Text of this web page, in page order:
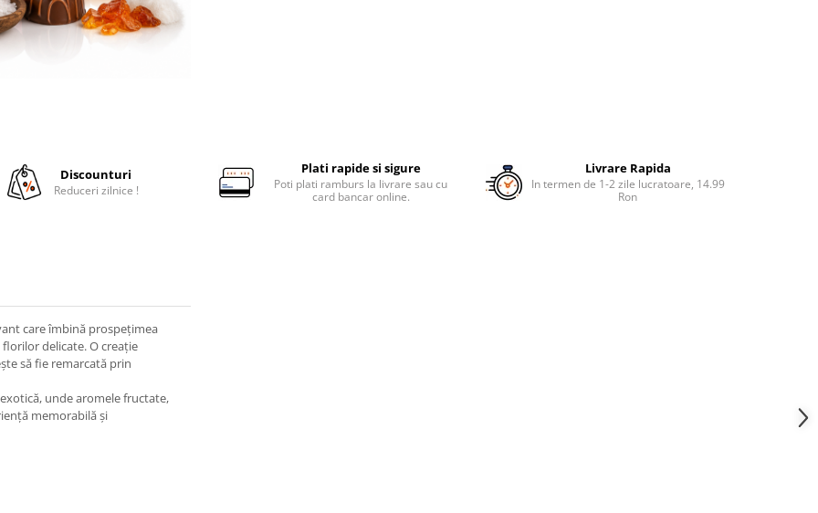
Discounturi
Reduceri zilnice !
Plati rapide si sigure
Poti plati ramburs la livrare sau cu
card bancar online.
Livrare Rapida
In termen de 1-2 zile lucratoare, 14.99
Ron
care îmbină prospețimea
delicate. O creație
să fie remarcată prin
unde aromele fructate,
memorabilă și